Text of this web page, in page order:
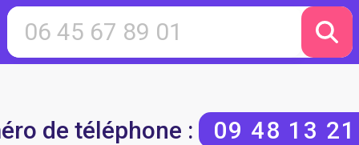
de téléphone : 09 48 13